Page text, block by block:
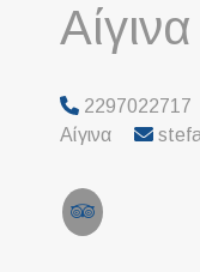
Αίγινα
2297022717
Αίγινα